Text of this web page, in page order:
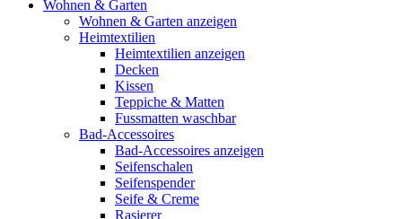
Wohnen & Garten
Wohnen & Garten anzeigen
Heimtextilien
Heimtextilien anzeigen
Decken
Kissen
Teppiche & Matten
Fussmatten waschbar
Bad-Accessoires
Bad-Accessoires anzeigen
Seifenschalen
Seifenspender
Seife & Creme
Rasierer